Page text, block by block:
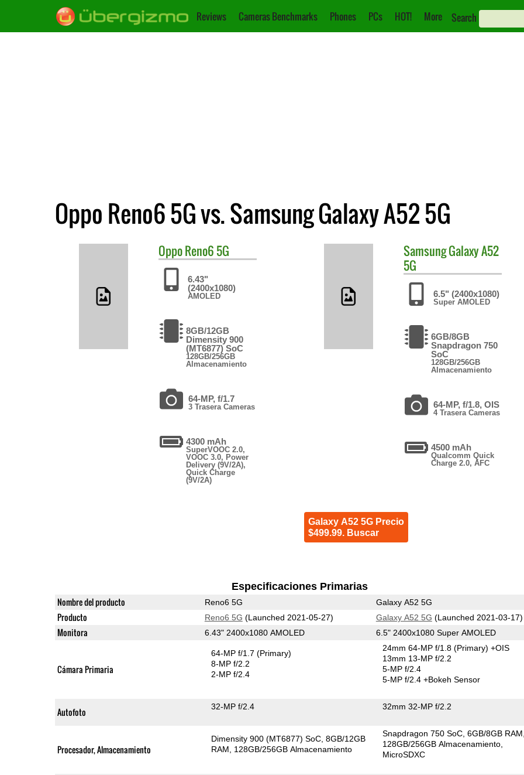
Reviews Cameras Benchmarks Phones PCs HOT! More Search
Oppo Reno6 5G vs. Samsung Galaxy A52 5G
OppoReno6 5G
6.43"
(2400x1080)
AMOLED
8GB/12GB
Dimensity 900
(MT6877) SoC
128GB/256GB
Almacenamiento
64-MP, f/1.7
3 Trasera Cameras
4300 mAh
SuperVOOC 2.0,
VOOC 3.0, Power
Delivery (9V/2A),
Quick Charge
(9V/2A)
SamsungGalaxy A52
5G
6.5" (2400x1080)
Super AMOLED
6GB/8GB
Snapdragon 750
SoC
128GB/256GB
Almacenamiento
64-MP, f/1.8, OIS
4 Trasera Cameras
4500 mAh
Qualcomm Quick
Charge 2.0, AFC
Galaxy A52 5G Precio
$499.99. Buscar
Especificaciones Primarias
Nombre del producto Reno6 5G Galaxy A52 5G
Producto Reno6 5G (Launched 2021-05-27) Galaxy A52 5G (Launched 2021-03-17)
Monitora 6.43" 2400x1080 AMOLED 6.5" 2400x1080 Super AMOLED
Cámara Primaria
64-MP f/1.7(Primary)
8-MP f/2.2
2-MP f/2.4
24mm 64-MP f/1.8(Primary) +OIS
13mm 13-MP f/2.2
5-MP f/2.4
5-MP f/2.4+Bokeh Sensor
Autofoto 32-MP f/2.4 32mm 32-MP f/2.2
Procesador, Almacenamiento
Dimensity 900 (MT6877) SoC 8GB/12GB
RAM
128GB/256GB Almacenamiento
Snapdragon 750 SoC 6GB/8GB RAM
128GB/256GB Almacenamiento
MicroSDXC